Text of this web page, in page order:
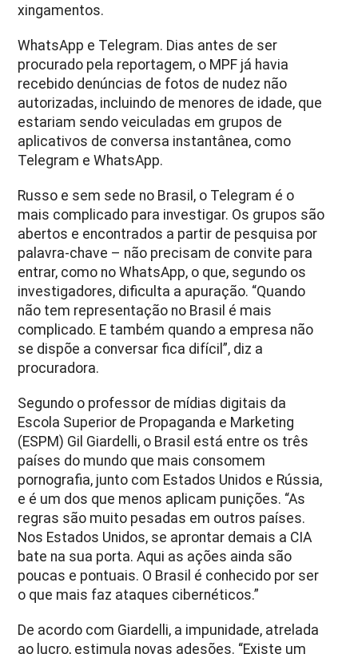
xingamentos.
WhatsApp e Telegram. Dias antes de ser
procurado pela reportagem, o MPF já havia
recebido denúncias de fotos de nudez não
autorizadas, incluindo de menores de idade, que
estariam sendo veiculadas em grupos de
aplicativos de conversa instantânea, como
Telegram e WhatsApp.
Russo e sem sede no Brasil, o Telegram é o
mais complicado para investigar. Os grupos são
abertos e encontrados a partir de pesquisa por
palavra-chave – não precisam de convite para
entrar, como no WhatsApp, o que, segundo os
investigadores, dificulta a apuração. “Quando
não tem representação no Brasil é mais
complicado. E também quando a empresa não
se dispõe a conversar fica difícil”, diz a
procuradora.
Segundo o professor de mídias digitais da
Escola Superior de Propaganda e Marketing
(ESPM) Gil Giardelli, o Brasil está entre os três
países do mundo que mais consomem
pornografia, junto com Estados Unidos e Rússia,
e é um dos que menos aplicam punições. “As
regras são muito pesadas em outros países.
Nos Estados Unidos, se aprontar demais a CIA
bate na sua porta. Aqui as ações ainda são
poucas e pontuais. O Brasil é conhecido por ser
o que mais faz ataques cibernéticos.”
De acordo com Giardelli, a impunidade, atrelada
ao lucro, estimula novas adesões. “Existe um